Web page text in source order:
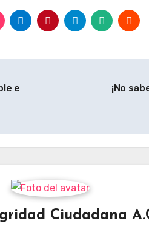
e
¡No
Ciudadana